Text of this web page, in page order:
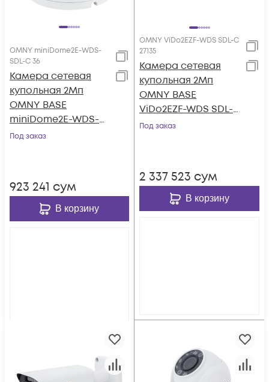
OMNY miniDome2E-WDS-
SDL-C 36
Камера сетевая
купольная 2Мп
OMNY BASE
miniDome2E-WDS-
SDL-C 36 с двойной
Под заказ
923 241 сум
В корзину
OMNY ViDo2EZF-WDS SDL-C
27135
Камера сетевая
купольная 2Мп
OMNY BASE
ViDo2EZF-WDS SDL-
C 27135 с двойной
Под заказ
2 337 523 сум
В корзину